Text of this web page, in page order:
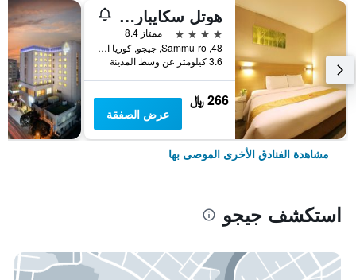
هوتل سكايبارك جيجو 1
4 نجوم
ممتاز 8.4
48, Sammu-ro, جيجو, كوريا الجنوبية
3.6 كيلومتر عن وسط المدينة
266 ﷼
عرض الصفقة
مشاهدة الفنادق الأخرى الموصى بها
استكشف جيجو